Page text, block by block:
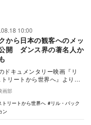
10:00
から日本の観客へのメッ
開 ダンス界の著名人か
ドキュメンタリー映画『リ
リートから世界へ』より、
らのメッセージ動画が公開
画部
リートから世界へ
リル・バック
ン